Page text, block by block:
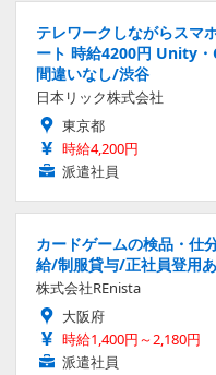
テレワークしながらスマ
ート 時給4200円 Unity
間違いなし/渋谷
日本リック株式会社
東京都
時給4,200円
派遣社員
カードゲームの検品・仕
給/制服貸与/正社員登用
株式会社REnista
大阪府
時給1,400円～2,180円
派遣社員